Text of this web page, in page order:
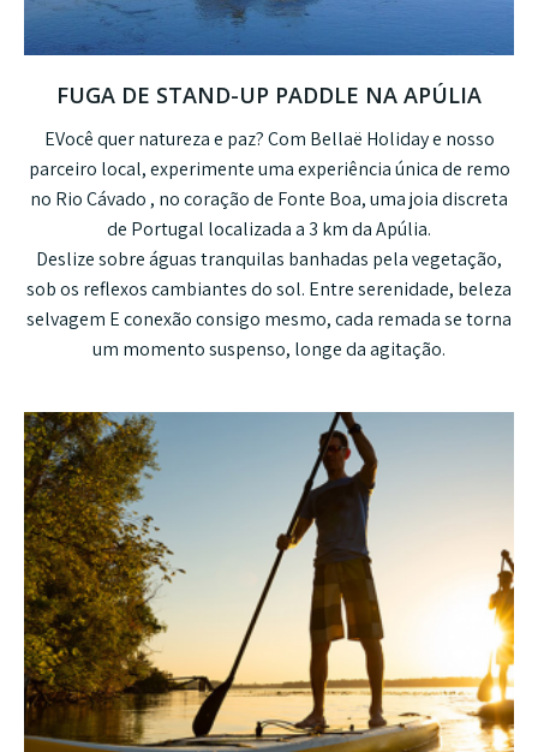
FUGA DE STAND-UP PADDLE NA APÚLIA
EVocê quer natureza e paz? Com Bellaë Holidaye nosso
parceiro local, experimente umaexperiência única de remo
no Rio Cávado , no coração de Fonte Boa, uma joia discreta
de Portugal localizada a 3 km da Apúlia.
Deslize sobre águas tranquilas banhadas pela vegetação,
sob os reflexos cambiantes do sol. Entreserenidade, beleza
selvagem Econexão consigo mesmo, cada remada se torna
um momento suspenso, longe da agitação.